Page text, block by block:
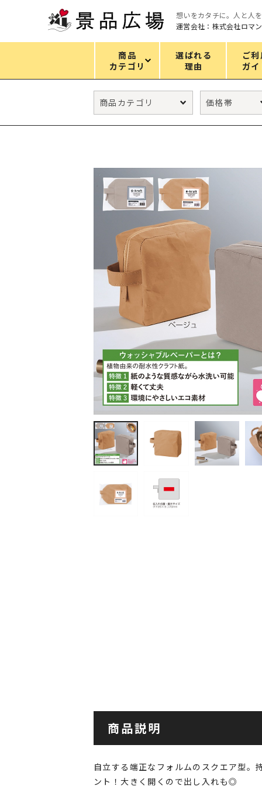
想いをカタチに。人と人
運営会社：株式会社ロマン
商品
カテゴリ
選ばれる
理由
ご利
ガイ
カテゴリ
ギフトセット
フェイス&ボディケア
防災・防犯グッズ
ファッション雑貨
ティッシュ・ロール
ペン・筆記用具
ステーショナリー
生活雑貨・便利グッズ
衛生用品特集
カタログギフト
商品説明
自立する端正なフォルムのスクエア型。
ント！大きく開くので出し入れも◎